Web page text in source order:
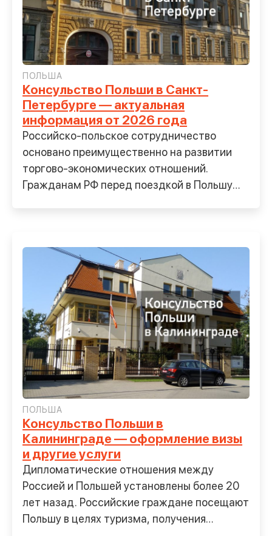
ПОЛЬША
Консульство Польши в Санкт-
Петербурге — актуальная
информация от 2026 года
Российско-польское сотрудничество
основано преимущественно на развитии
торгово-экономических отношений.
Гражданам РФ перед поездкой в Польшу
ПОЛЬША
Консульство Польши в
Калининграде — оформление визы
и другие услуги
Дипломатические отношения между
Россией и Польшей установлены более 20
лет назад. Российские граждане посещают
Польшу в целях туризма, получения